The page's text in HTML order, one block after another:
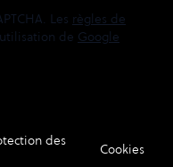
Les règles de
utilisation de Google
des
Cookies